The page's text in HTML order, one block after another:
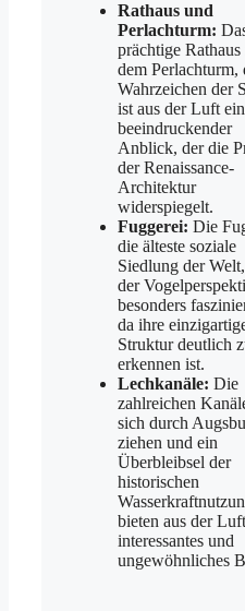
Rathaus und
Perlachturm:
prächtige
dem Perlachturm,
Wahrzeichen der
ist aus der Luft ein
beeindruckender
Anblick, der die
der Renaissance-
Architektur
widerspiegelt.
Fuggerei: Die
die älteste soziale
Siedlung der
der
besonders
da ihre
Struktur deutlich
erkennen ist.
Lechkanäle: Die
zahlreichen
sich durch
ziehen und ein
Überbleibsel der
historischen
bieten aus der
interessantes und
ungewöhnliches